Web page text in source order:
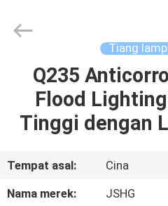
RUMAH
PRODUK
VIDEO
co.,ltd.
Tiang
Q235
Flood
Tinggi dengan
Tempat asal:
Cina
Nama merek:
JSHG